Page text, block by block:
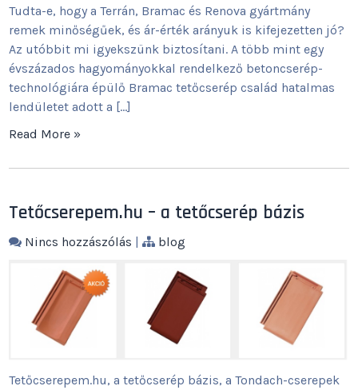
Tudta-e, hogy a Terrán, Bramac és Renova gyártmány
remek minőségűek, és ár-érték arányuk is kifejezetten jó?
Az utóbbit mi igyekszünk biztosítani. A több mint egy
évszázados hagyományokkal rendelkező betoncserép-
technológiára épülő Bramac tetőcserép család hatalmas
lendületet adott a […]
Read More »
Tetőcserepem.hu – a tetőcserép bázis
Nincs hozzászólás | blog
Tetőcserepem.hu, a tetőcserép bázis, a Tondach-cserepek